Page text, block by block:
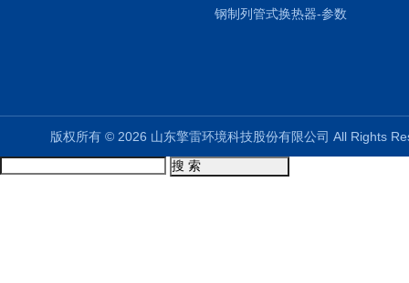
钢制列管式换热器-参数
版权所有 © 2026 山东擎雷环境科技股份有限公司 All